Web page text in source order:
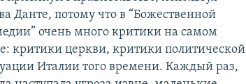
Данте, потому что в “Божественной
очень много критики на самом
критики церкви, критики политической
Италии того времени. Каждый раз,